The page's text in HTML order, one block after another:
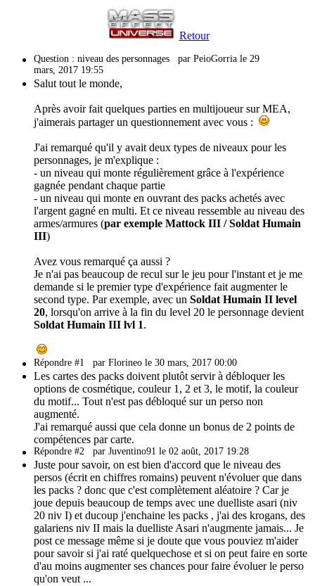
Retour
Question : niveau des personnages par PeioGorria le 29
mars, 2017 19:55
Salut tout le monde,
Après avoir fait quelques parties en multijoueur sur MEA,
j'aimerais partager un questionnement avec vous :
J'ai remarqué qu'il y avait deux types de niveaux pour les
personnages, je m'explique :
- un niveau qui monte régulièrement grâce à l'expérience
gagnée pendant chaque partie
- un niveau qui monte en ouvrant des packs achetés avec
l'argent gagné en multi. Et ce niveau ressemble au niveau des
armes/armures (par exemple Mattock III / Soldat Humain
III)
Avez vous remarqué ça aussi ?
Je n'ai pas beaucoup de recul sur le jeu pour l'instant et je me
demande si le premier type d'expérience fait augmenter le
second type. Par exemple, avec un Soldat Humain II level
20, lorsqu'on arrive à la fin du level 20 le personnage devient
Soldat Humain III lvl 1.
Répondre #1 par Florineo le 30 mars, 2017 00:00
Les cartes des packs doivent plutôt servir à débloquer les
options de cosmétique, couleur 1, 2 et 3, le motif, la couleur
du motif... Tout n'est pas débloqué sur un perso non
augmenté.
J'ai remarqué aussi que cela donne un bonus de 2 points de
compétences par carte.
Répondre #2 par Juventino91 le 02 août, 2017 19:28
Juste pour savoir, on est bien d'accord que le niveau des
persos (écrit en chiffres romains) peuvent n'évoluer que dans
les packs ? donc que c'est complètement aléatoire ? Car je
joue depuis beaucoup de temps avec une duelliste asari (niv
20 niv I) et ducoup j'enchaine les packs , j'ai des krogans, des
galariens niv II mais la duelliste Asari n'augmente jamais... Je
post ce message même si je doute que vous pouviez m'aider
pour savoir si j'ai raté quelquechose et si on peut faire en sorte
d'au moins augmenter ses chances pour faire évoluer le perso
qu'on veut ...